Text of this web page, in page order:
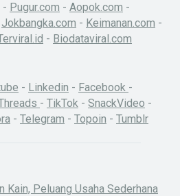
- Pugur.com - Aopok.com -
Jokbangka.com - Keimanan.com -
- Biodataviral.com
- Linkedin - Facebook -
- TikTok - SnackVideo -
- Telegram - Topoin - Tumblr
Kain, Peluang Usaha Sederhana